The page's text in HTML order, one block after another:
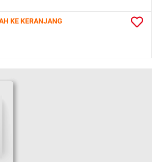
KE KERANJANG